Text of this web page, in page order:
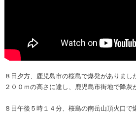
８日夕方、鹿児島市の桜島で爆発がありまし
２００ｍの高さに達し、鹿児島市街地で降灰
８日午後５時１４分、桜島の南岳山頂火口で